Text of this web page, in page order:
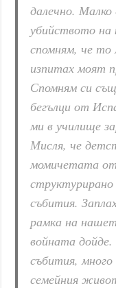
далечно.
убийството на
спомням, че
изпитах моят
Спомням си
бегълци от
ми в училище
Мисля, че
момичетата
събития.
рамка на
войната
събития,
семейния